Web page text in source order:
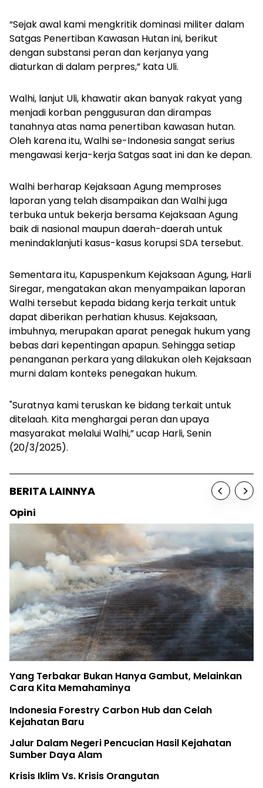
“Sejak awal kami mengkritik dominasi militer dalam
Satgas Penertiban Kawasan Hutan ini, berikut
dengan substansi peran dan kerjanya yang
diaturkan di dalam perpres,” kata Uli.
Walhi, lanjut Uli, khawatir akan banyak rakyat yang
menjadi korban penggusuran dan dirampas
tanahnya atas nama penertiban kawasan hutan.
Oleh karena itu, Walhi se-Indonesia sangat serius
mengawasi kerja-kerja Satgas saat ini dan ke depan.
Walhi berharap Kejaksaan Agung memproses
laporan yang telah disampaikan dan Walhi juga
terbuka untuk bekerja bersama Kejaksaan Agung
baik di nasional maupun daerah-daerah untuk
menindaklanjuti kasus-kasus korupsi SDA tersebut.
Sementara itu, Kapuspenkum Kejaksaan Agung, Harli
Siregar, mengatakan akan menyampaikan laporan
Walhi tersebut kepada bidang kerja terkait untuk
dapat diberikan perhatian khusus. Kejaksaan,
imbuhnya, merupakan aparat penegak hukum yang
bebas dari kepentingan apapun. Sehingga setiap
penanganan perkara yang dilakukan oleh Kejaksaan
murni dalam konteks penegakan hukum.
"Suratnya kami teruskan ke bidang terkait untuk
ditelaah. Kita menghargai peran dan upaya
masyarakat melalui Walhi,” ucap Harli, Senin
(20/3/2025).
BERITA LAINNYA
Opini
Yang Terbakar Bukan Hanya Gambut, Melainkan
Cara Kita Memahaminya
Indonesia Forestry Carbon Hub dan Celah
Kejahatan Baru
Jalur Dalam Negeri Pencucian Hasil Kejahatan
Sumber Daya Alam
Krisis Iklim Vs. Krisis Orangutan